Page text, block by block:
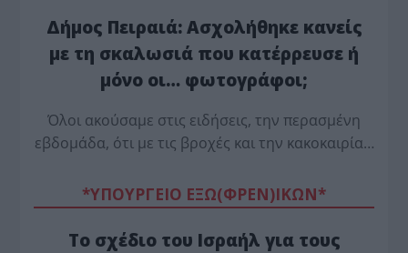
Δήμος Πειραιά: Ασχολήθηκε κανείς
με τη σκαλωσιά που κατέρρευσε ή
μόνο οι… φωτογράφοι;
Όλοι ακούσαμε στις ειδήσεις, την περασμένη
εβδομάδα, ότι με τις βροχές και την κακοκαιρία…
*ΥΠΟΥΡΓΕΙΟ ΕΞΩ(ΦΡΕΝ)ΙΚΩΝ*
Το σχέδιο του Ισραήλ για τους